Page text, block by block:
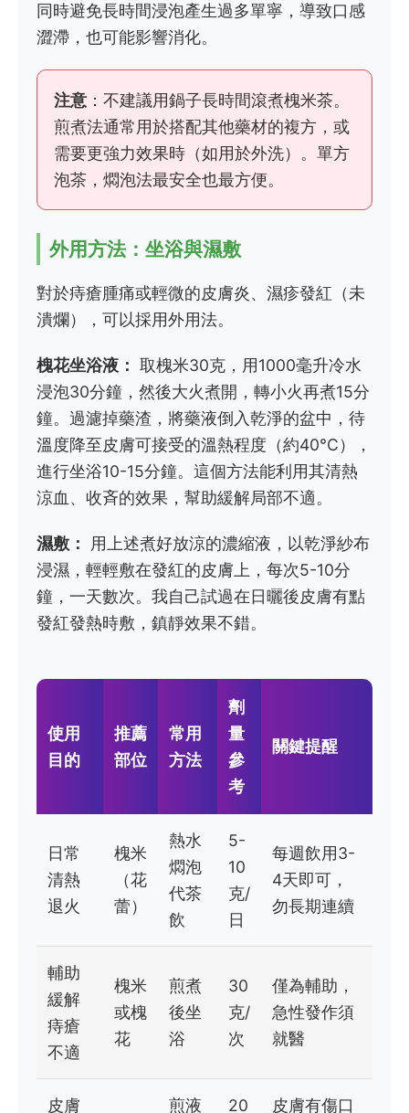
同時避免長時間浸泡產生過多單寧，導致口感
澀滯，也可能影響消化。
注意 ：不建議用鍋子長時間滾煮槐米茶。
煎煮法通常用於搭配其他藥材的複方，或
需要更強力效果時（如用於外洗）。單方
泡茶，燜泡法最安全也最方便。
外用方法：坐浴與濕敷
對於痔瘡腫痛或輕微的皮膚炎、濕疹發紅（未
潰爛），可以採用外用法。
槐花坐浴液： 取槐米30克，用1000毫升冷水
浸泡30分鐘，然後大火煮開，轉小火再煮15分
鐘。過濾掉藥渣，將藥液倒入乾淨的盆中，待
溫度降至皮膚可接受的溫熱程度（約40°C），
進行坐浴10-15分鐘。這個方法能利用其清熱
涼血、收斉的效果，幫助緩解局部不適。
濕敷：
用上述煮好放涼的濃縮液，以乾淨紗布
浸濕，輕輕敷在發紅的皮膚上，每次5-10分
鐘，一天數次。我自己試過在日曬後皮膚有點
發紅發熱時敷，鎮靜效果不錯。
使用
目的
推薦
部位
常用
方法
劑
量
參
考
關鍵提醒
日常
清熱
退火
槐米
（花
蕾）
熱水
燜泡
代茶
飲
5-
10
克/
日
每週飲用3-
4天即可，
勿長期連續
輔助
緩解
痔瘡
不適
槐米
或槐
花
煎煮
後坐
浴
30
克/
次
僅為輔助，
急性發作須
就醫
皮膚
煎液
20
皮膚有傷口